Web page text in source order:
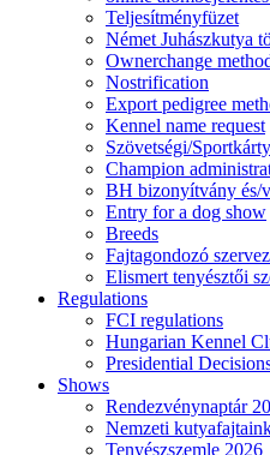
Teljesítményfüzet
Német Juhászkutya
Ownerchange
Nostrification
Export pedigree
Kennel name request
Szövetségi/
Champion
BH bizonyítvány és/
Entry for a dog show
Breeds
Fajtagondozó
Elismert tenyésztői
Regulations
FCI regulations
Hungarian Kennel
Presidential
Shows
Rendezvénynaptár
Nemzeti
Tenyészszemle 2026